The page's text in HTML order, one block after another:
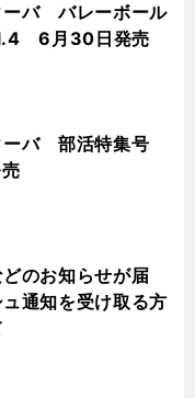
ーバ バレーボール
6月30日発売
ーバ 部活特集号
のお知らせが届
通知を受け取る方